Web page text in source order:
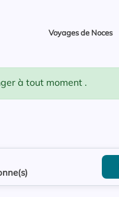
Voyages de Noces
à tout moment .